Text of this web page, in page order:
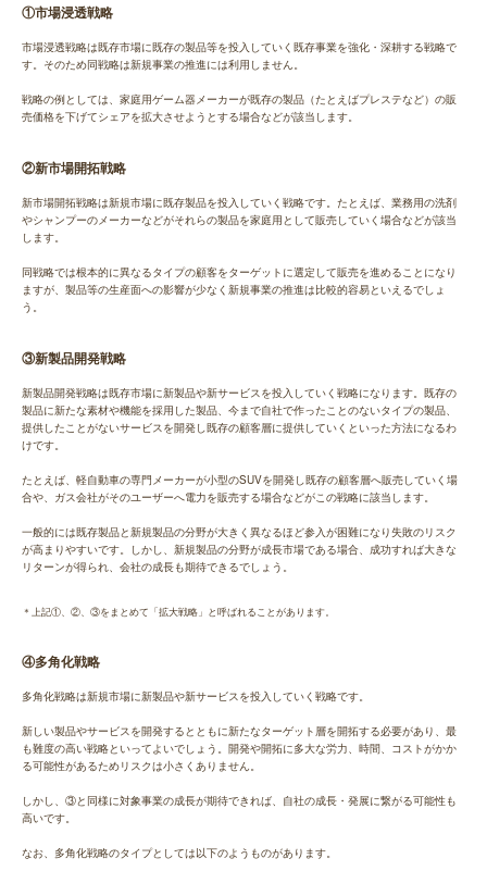
①市場浸透戦略
市場浸透戦略は既存市場に既存の製品等を投入していく既存事業を強化・深耕する戦略で
す。そのため同戦略は新規事業の推進には利用しません。
戦略の例としては、家庭用ゲーム器メーカーが既存の製品（たとえばプレステなど）の販
売価格を下げてシェアを拡大させようとする場合などが該当します。
②新市場開拓戦略
新市場開拓戦略は新規市場に既存製品を投入していく戦略です。たとえば、業務用の洗剤
やシャンプーのメーカーなどがそれらの製品を家庭用として販売していく場合などが該当
します。
同戦略では根本的に異なるタイプの顧客をターゲットに選定して販売を進めることになり
ますが、製品等の生産面への影響が少なく新規事業の推進は比較的容易といえるでしょ
う。
③新製品開発戦略
新製品開発戦略は既存市場に新製品や新サービスを投入していく戦略になります。既存の
製品に新たな素材や機能を採用した製品、今まで自社で作ったことのないタイプの製品、
提供したことがないサービスを開発し既存の顧客層に提供していくといった方法になるわ
けです。
たとえば、軽自動車の専門メーカーが小型のSUVを開発し既存の顧客層へ販売していく場
合や、ガス会社がそのユーザーへ電力を販売する場合などがこの戦略に該当します。
一般的には既存製品と新規製品の分野が大きく異なるほど参入が困難になり失敗のリスク
が高まりやすいです。しかし、新規製品の分野が成長市場である場合、成功すれば大きな
リターンが得られ、会社の成長も期待できるでしょう。
＊上記①、②、③をまとめて「拡大戦略」と呼ばれることがあります。
④多角化戦略
多角化戦略は新規市場に新製品や新サービスを投入していく戦略です。
新しい製品やサービスを開発するとともに新たなターゲット層を開拓する必要があり、最
も難度の高い戦略といってよいでしょう。開発や開拓に多大な労力、時間、コストがかか
る可能性があるためリスクは小さくありません。
しかし、③と同様に対象事業の成長が期待できれば、自社の成長・発展に繋がる可能性も
高いです。
なお、多角化戦略のタイプとしては以下のようものがあります。